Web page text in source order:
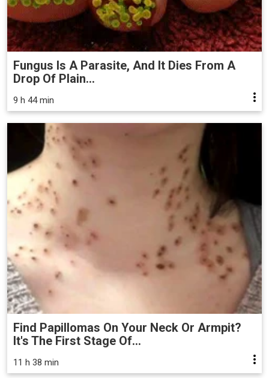
Fungus Is A Parasite, And It Dies From A
Drop Of Plain...
9 h 44 min
Find Papillomas On Your Neck Or Armpit?
It's The First Stage Of...
11 h 38 min